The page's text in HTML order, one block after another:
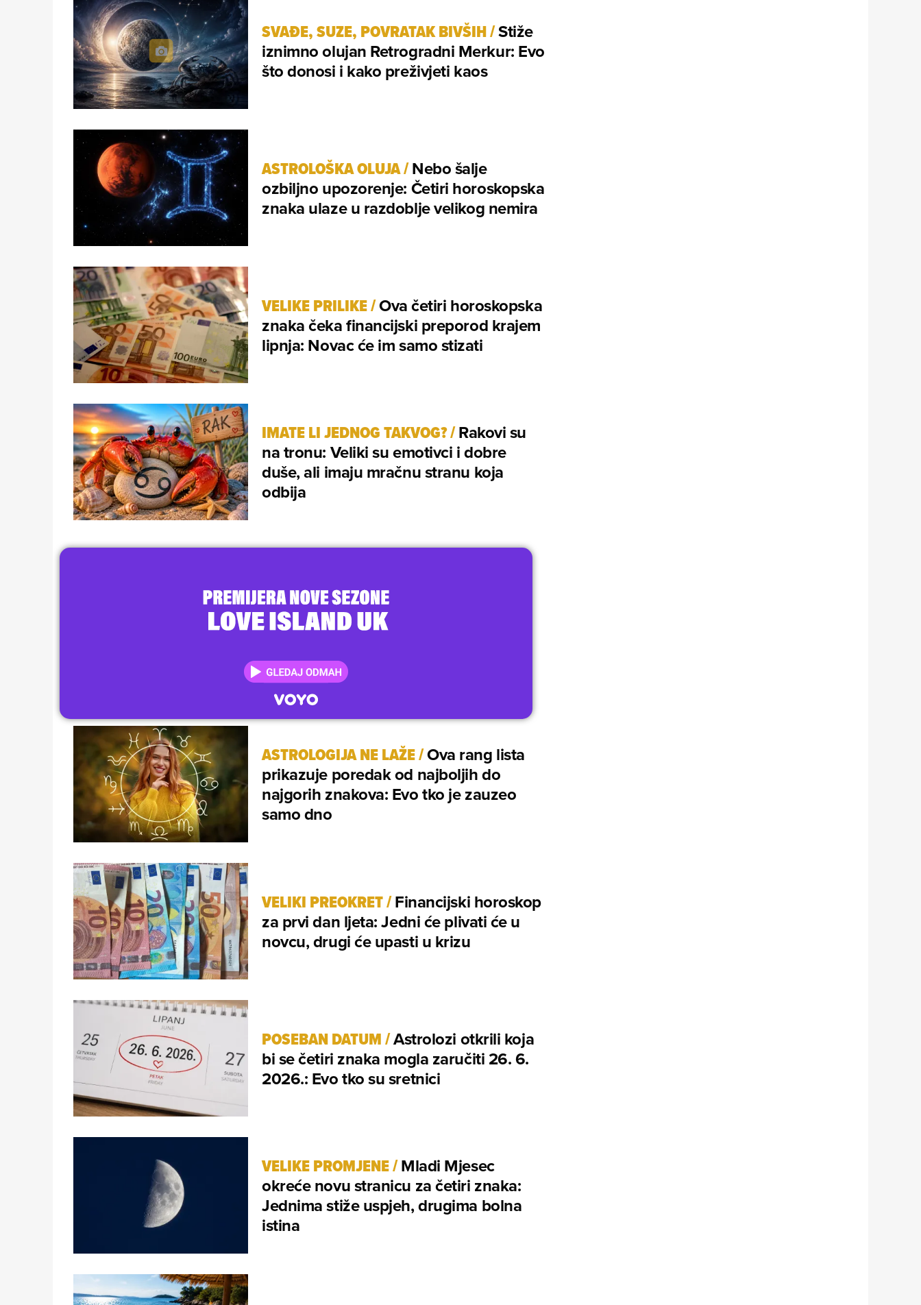
SVAĐE, SUZE, POVRATAK BIVŠIH/Stiže
iznimno olujan Retrogradni Merkur: Evo
što donosi i kako preživjeti kaos
ASTROLOŠKA OLUJA/Nebo šalje
ozbiljno upozorenje: Četiri horoskopska
znaka ulaze u razdoblje velikog nemira
VELIKE PRILIKE/Ova četiri horoskopska
znaka čeka financijski preporod krajem
lipnja: Novac će im samo stizati
IMATE LI JEDNOG TAKVOG?/Rakovi su
na tronu: Veliki su emotivci i dobre
duše, ali imaju mračnu stranu koja
odbija
ASTROLOGIJA NE LAŽE/Ova rang lista
prikazuje poredak od najboljih do
najgorih znakova: Evo tko je zauzeo
samo dno
VELIKI PREOKRET/Financijski horoskop
za prvi dan ljeta: Jedni će plivati će u
novcu, drugi će upasti u krizu
POSEBAN DATUM/Astrolozi otkrili koja
bi se četiri znaka mogla zaručiti 26. 6.
2026.: Evo tko su sretnici
VELIKE PROMJENE/Mladi Mjesec
okreće novu stranicu za četiri znaka:
Jednima stiže uspjeh, drugima bolna
istina